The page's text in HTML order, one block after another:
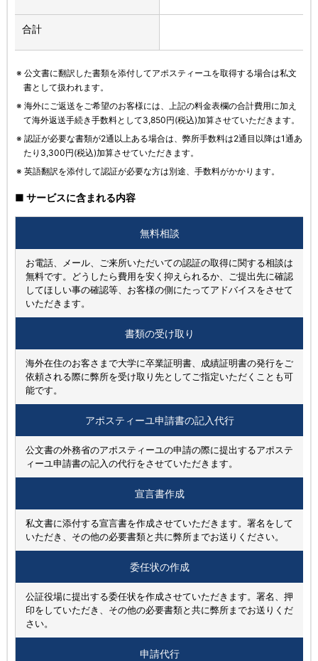
合計
※ 公文書に翻訳した書類を添付してアポスティーユを取得する場合は私文
書として扱われます。
※ 海外にご返送をご希望のお客様には、上記の料金表欄の合計費用に加え
て海外返送手続き手数料として3,850円(税込)加算させていただきます。
※ 認証が必要な書類が2通以上ある場合は、弊所手数料は2通目以降は1通あ
たり3,300円(税込)加算させていただきます。
※ 英語翻訳を添付して認証が必要な方は別途、手数料がかかります。
■ サービスに含まれる内容
無料相談
お電話、メール、ご来所いただいての認証の取得に関する相談は
無料です。どうしたら費用を安く抑えられるか、ご提出先に確認
してほしい事の確認等、お客様の側にたってアドバイスをさせて
いただきます。
書類の受け取り
海外在住のお客さまで大学に卒業証明書、成績証明書の発行をご
依頼される際に弊所を受け取り先としてご指定いただくことも可
能です。
アポスティーユ申請書の記入代行
公文書の外務省のアポスティーユの申請の際に提出するアポステ
ィーユ申請書の記入の代行をさせていただきます。
宣言書作成
私文書に添付する宣言書を作成させていただきます。署名をして
いただき、その他の必要書類と共に弊所までお送りください。
委任状の作成
公証役場に提出する委任状を作成させていただきます。署名、押
印をしていただき、その他の必要書類と共に弊所までお送りくだ
さい。
申請代行